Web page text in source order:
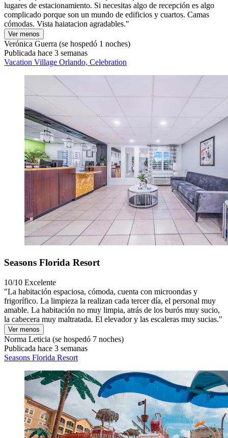
lugares de estacionamiento. Si necesitas algo de recepción es algo
complicado porque son un mundo de edificios y cuartos. Camas
cómodas. Vista haiatacion agradables."
Ver menos
Verónica Guerra (se hospedó 1 noches)
Publicada hace 3 semanas
Vacation Village Orlando, Celebration
Seasons Florida Resort
10/10 Excelente
"La habitación espaciosa, cómoda, cuenta con microondas y
frigorífico. La limpieza la realizan cada tercer día, el personal muy
amable. La habitación no muy limpia, atrás de los burós muy sucio,
la cabecera muy maltratada. El elevador y las escaleras muy sucias."
Ver menos
Norma Leticia (se hospedó 7 noches)
Publicada hace 3 semanas
Seasons Florida Resort